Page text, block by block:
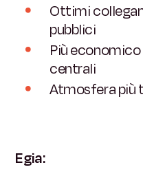
Ottimi
pubblici
Più
centrali
Atmosfera più
Egia: